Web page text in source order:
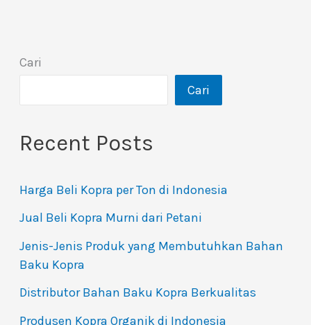
Cari
Cari
Recent Posts
Harga Beli Kopra per Ton di Indonesia
Jual Beli Kopra Murni dari Petani
Jenis-Jenis Produk yang Membutuhkan Bahan
Baku Kopra
Distributor Bahan Baku Kopra Berkualitas
Produsen Kopra Organik di Indonesia